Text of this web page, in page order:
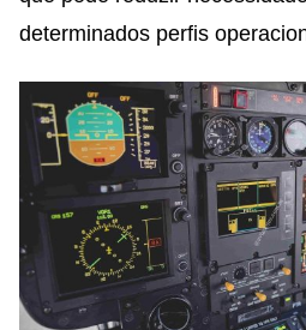
determinados perfis